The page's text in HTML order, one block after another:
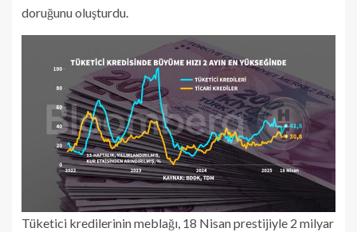
doruğunu oluşturdu.
Tüketici kredilerinin meblağı, 18 Nisan prestijiyle 2 milyar